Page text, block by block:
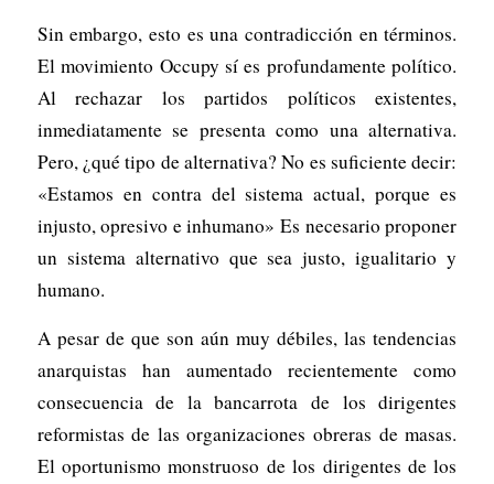
Sin embargo, esto es una contradicción en términos.
El movimiento Occupy sí es profundamente político.
Al rechazar los partidos políticos existentes,
inmediatamente se presenta como una alternativa.
Pero, ¿qué tipo de alternativa? No es suficiente decir:
«Estamos en contra del sistema actual, porque es
injusto, opresivo e inhumano» Es necesario proponer
un sistema alternativo que sea justo, igualitario y
humano.
A pesar de que son aún muy débiles, las tendencias
anarquistas han aumentado recientemente como
consecuencia de la bancarrota de los dirigentes
reformistas de las organizaciones obreras de masas.
El oportunismo monstruoso de los dirigentes de los